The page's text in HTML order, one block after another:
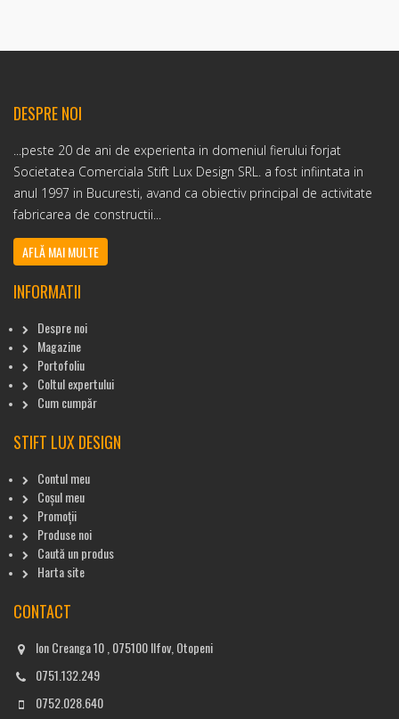
DESPRE NOI
...peste 20 de ani de experienta in domeniul fierului forjat
Societatea Comerciala Stift Lux Design SRL. a fost infiintata in
anul 1997 in Bucuresti, avand ca obiectiv principal de activitate
fabricarea de constructii...
AFLĂ MAI MULTE
INFORMATII
Despre noi
Magazine
Portofoliu
Coltul expertului
Cum cumpăr
STIFT LUX DESIGN
Contul meu
Coșul meu
Promoții
Produse noi
Caută un produs
Harta site
CONTACT
Ion Creanga 10 , 075100 Ilfov, Otopeni
0751.132.249
0752.028.640